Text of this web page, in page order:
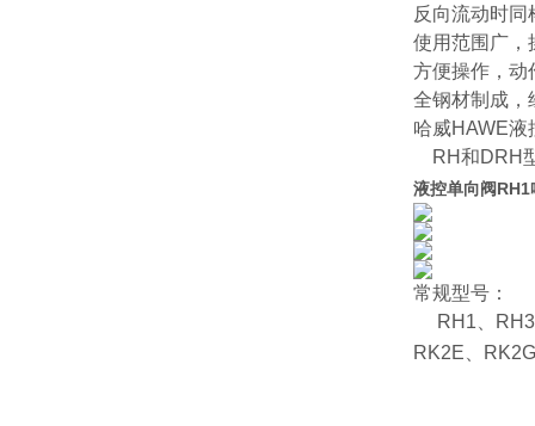
反向流动时
使用范围广，
方便操作，动
全钢材制成，
哈威HAWE液
RH和DRH
液控单向阀
常规型号：
RH1、RH3
RK2E、